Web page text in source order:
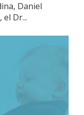
Daniel
Dr...